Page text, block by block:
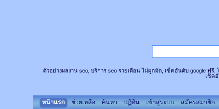
ตัวอย่างผลงาน seo, บริการ seo รายเดือน ไม่ผูกมัด, เช็คอันดับ google ฟรี,
เช็ค
หน้าแรก ช่วยเหลือ ค้นหา ปฏิทิน เข้าสู่ระบบ สมัครสมาชิก